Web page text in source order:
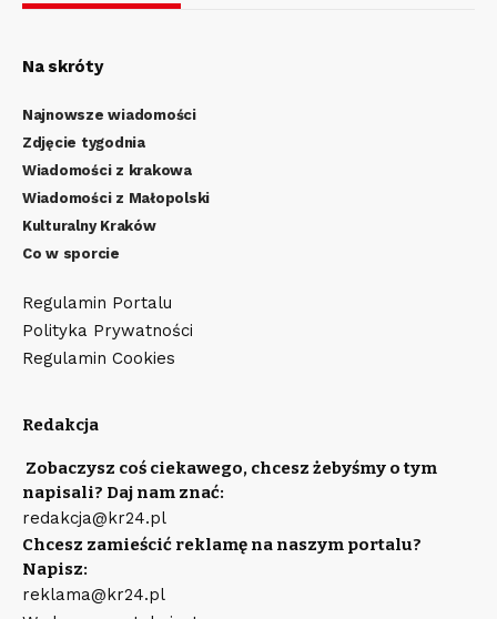
Na skróty
Najnowsze wiadomości
Zdjęcie tygodnia
Wiadomości z krakowa
Wiadomości z Małopolski
Kulturalny Kraków
Co w sporcie
Regulamin Portalu
Polityka Prywatności
Regulamin Cookies
Redakcja
Zobaczysz coś ciekawego, chcesz żebyśmy o tym
napisali? Daj nam znać:
redakcja@kr24.pl
Chcesz zamieścić reklamę na naszym portalu?
Napisz:
reklama@kr24.pl